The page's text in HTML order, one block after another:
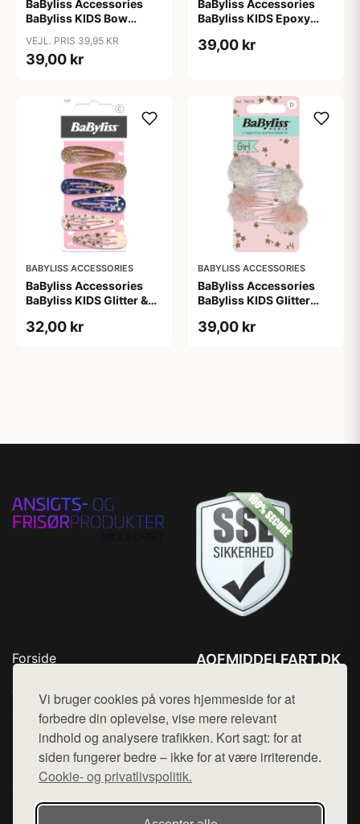
Vi bruger cookies på vores hjemmeside for at
forbedre din oplevelse, vise mere relevant
indhold og analysere trafikken. Kort sagt: for at
siden fungerer bedre – ikke for at være irriterende.
Cookie- og privatlivspolitik.
BaByliss Accessories
BaByliss KIDS Bow
pieces
VEJL. PRIS 39,95 KR
39,00 kr
BaByliss Accessories
BaByliss KIDS Epoxy
pieces
39,00 kr
BABYLISS ACCESSORIES
BaByliss Accessories
BaByliss KIDS Glitter &
pieces
32,00 kr
BABYLISS ACCESSORIES
BaByliss Accessories
BaByliss KIDS Glitter
pieces
39,00 kr
Forside
Top Rabatter
Blog
Kontakt
AOFMIDDELFART.DK
Mail: hej@want.dk
Cookie- og privatlivspolitik